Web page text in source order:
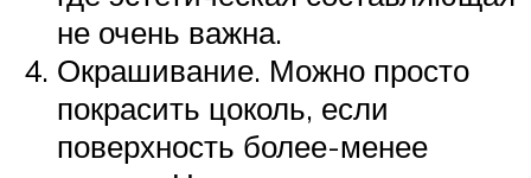
не очень важна.
Окрашивание. Можно просто
покрасить цоколь, если
поверхность более-менее